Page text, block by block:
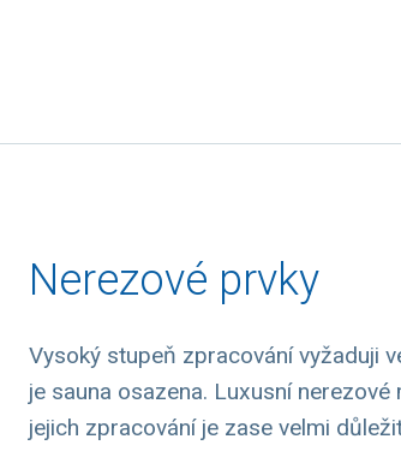
Nerezové prvky
Vysoký stupeň zpracování vyžaduji
je sauna osazena. Luxusní
jejich zpracování je zase velmi